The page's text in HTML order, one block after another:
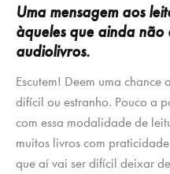
Uma mensagem aos
àqueles que ainda não
audiolivros.
Escutem! Deem uma
difícil ou estranho. Pouco a
com essa modalidade de
muitos livros com
que aí vai ser difícil deixar